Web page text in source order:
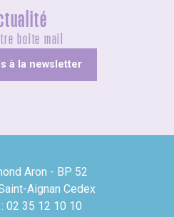
boîte mail
à la newsletter
Aron - BP 52
Aignan Cedex
02 35 12 10 10